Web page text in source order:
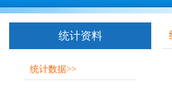
统计资料
统计数据>>